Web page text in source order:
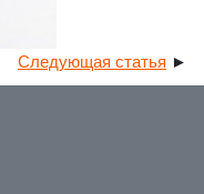
Следующая статья ►